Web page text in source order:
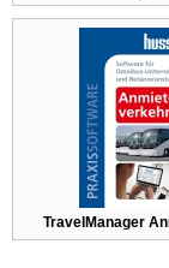
TravelManager